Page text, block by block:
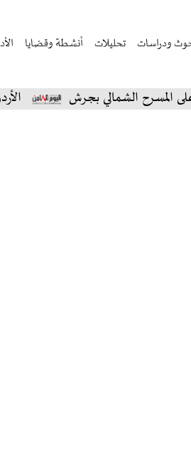
ودراسات تحليلات أنشطة وقضايا
الشمالي بجرش الأردن: